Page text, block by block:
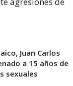
Juan Carlos
a 15 años de
sexuales